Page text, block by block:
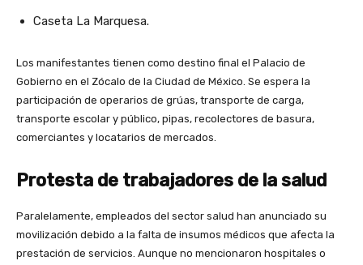
Caseta La Marquesa.
Los manifestantes tienen como destino final el Palacio de
Gobierno en el Zócalo de la Ciudad de México. Se espera la
participación de operarios de grúas, transporte de carga,
transporte escolar y público, pipas, recolectores de basura,
comerciantes y locatarios de mercados.
Protesta de trabajadores de la salud
Paralelamente, empleados del sector salud han anunciado su
movilización debido a la falta de insumos médicos que afecta la
prestación de servicios. Aunque no mencionaron hospitales o